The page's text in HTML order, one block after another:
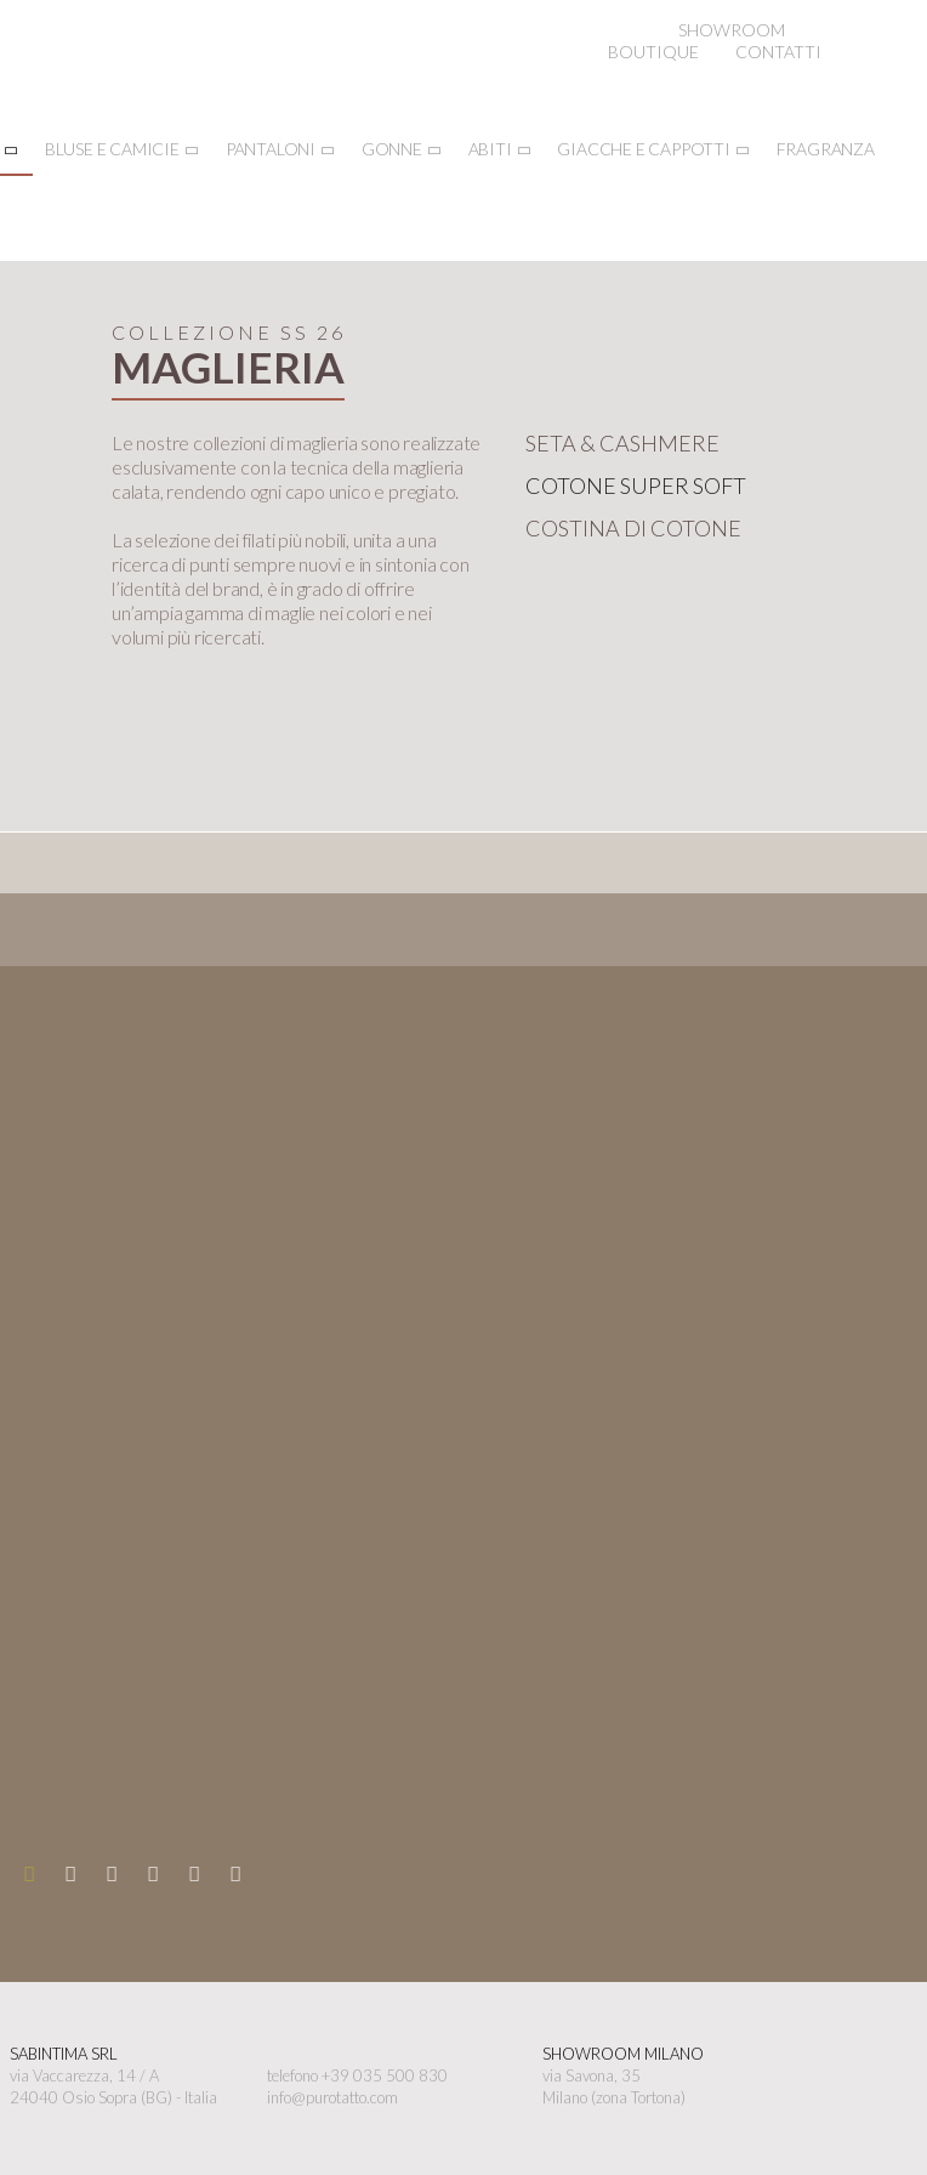
SHOWROOM
BOUTIQUE
CONTATTI
BLUSE E CAMICIE PANTALONI GONNE ABITI GIACCHE E CAPPOTTI FRAGRANZA
COLLEZIONE SS 26
MAGLIERIA
Le nostre collezioni di maglieria sono realizzate
esclusivamente con la tecnica della maglieria
calata, rendendo ogni capo unico e pregiato.
La selezione dei filati più nobili, unita a una
ricerca di punti sempre nuovi e in sintonia con
l’identità del brand, è in grado di offrire
un’ampia gamma di maglie nei colori e nei
volumi più ricercati.
SETA & CASHMERE
COTONE SUPER SOFT
COSTINA DI COTONE
SABINTIMA SRL
via Vaccarezza, 14 / A
24040 Osio Sopra (BG) - Italia
telefono +39 035 500 830
info@purotatto.com
SHOWROOM MILANO
via Savona, 35
Milano (zona Tortona)